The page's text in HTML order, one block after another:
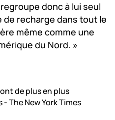
donc à lui seul
de recharge dans tout le
même comme une
du Nord. »
de plus en plus
The New York Times